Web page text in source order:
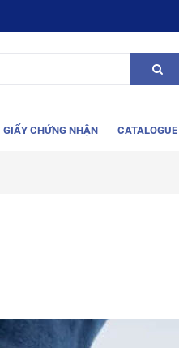
GIẤY CHỨNG NHẬN CATALOGUE